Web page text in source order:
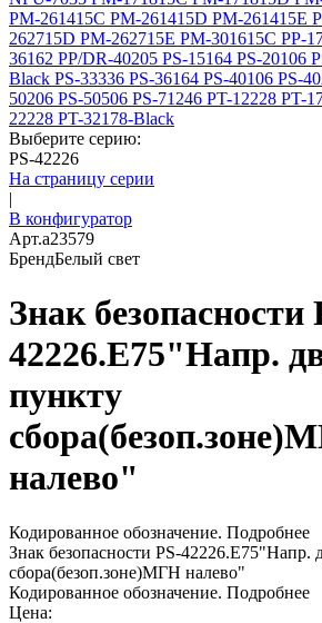
PM-261415C PM-261415D PM-261415E
262715D PM-262715E PM-301615C PP-
36162 PP/DR-40205 PS-15164 PS-20106
Black PS-33336 PS-36164 PS-40106 PS-
50206 PS-50506 PS-71246 PT-12228 PT-
22228 PT-32178-Black
Выберите серию:
PS-42226
На страницу серии
|
В конфигуратор
Арт.a23579
БрендБелый свет
Знак безопасности
42226.E75"Напр.
пункту
налево"
Кодированное обозначение. Подробнее
Знак безопасности PS-42226.E75"Напр.
сбора(безоп.зоне)МГН налево"
Кодированное обозначение. Подробнее
Цена: